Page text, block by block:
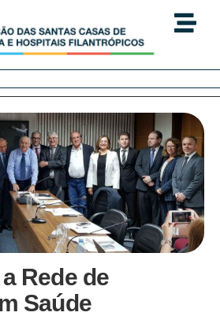
Rede de
Saúde